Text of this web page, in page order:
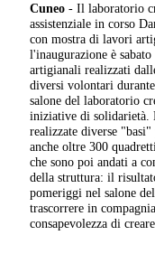
Cuneo - Il laboratorio
assistenziale in corso
con mostra di lavori
l'inaugurazione è
artigianali realizzati
diversi volontari
salone del laboratorio
iniziative di solidarietà.
realizzate diverse
anche oltre 300
che sono poi andati a
della struttura: il
pomeriggi nel salone
trascorrere in
consapevolezza di